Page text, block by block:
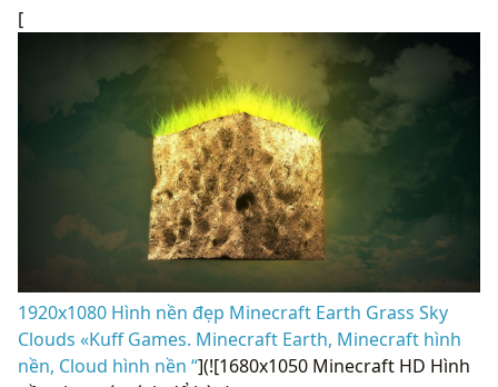
[
1920x1080 Hình nền đẹp Minecraft Earth Grass Sky
Clouds «Kuff Games. Minecraft Earth, Minecraft hình
nền, Cloud hình nền “](![1680x1050 Minecraft HD Hình